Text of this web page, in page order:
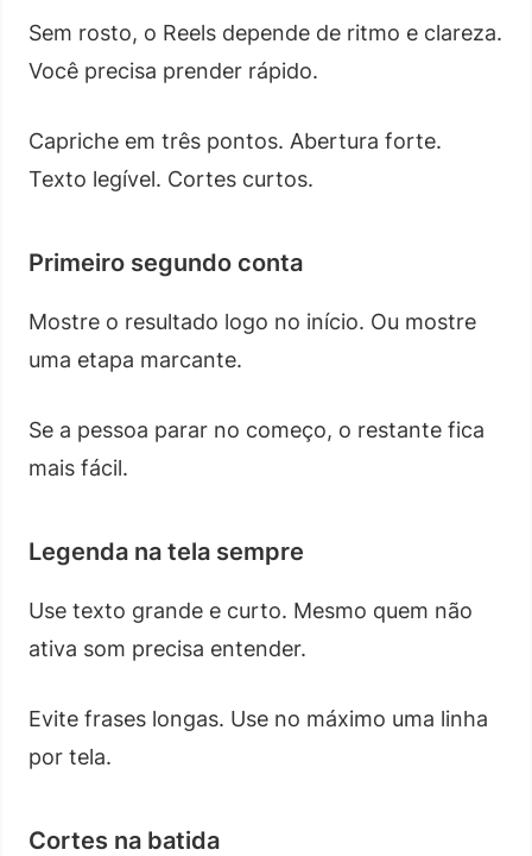
Sem rosto, o Reels depende de ritmo e clareza.
Você precisa prender rápido.
Capriche em três pontos. Abertura forte.
Texto legível. Cortes curtos.
Primeiro segundo conta
Mostre o resultado logo no início. Ou mostre
uma etapa marcante.
Se a pessoa parar no começo, o restante fica
mais fácil.
Legenda na tela sempre
Use texto grande e curto. Mesmo quem não
ativa som precisa entender.
Evite frases longas. Use no máximo uma linha
por tela.
Cortes na batida